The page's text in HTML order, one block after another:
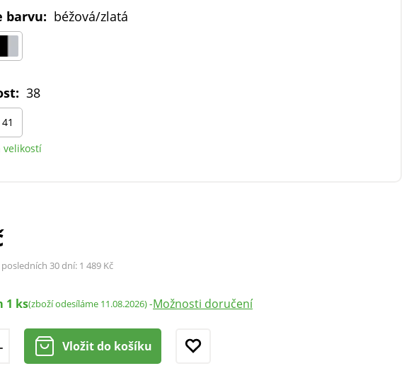
barvu: béžová/zlatá
38
41
velikostí
30 dní: 1 489 Kč
1 ks(zboží odesíláme 11.08.2026)-Možnosti doručení
Vložit do košíku